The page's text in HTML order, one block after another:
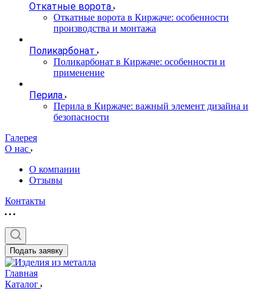
Откатные ворота
Откатные ворота в Киржаче: особенности
производства и монтажа
Поликарбонат
Поликарбонат в Киржаче: особенности и
применение
Перила
Перила в Киржаче: важный элемент дизайна и
безопасности
Галерея
О нас
О компании
Отзывы
Контакты
Подать заявку
Главная
Каталог